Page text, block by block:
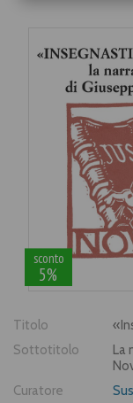
sconto
5%
Titolo
Sottotitolo
La
Curatore